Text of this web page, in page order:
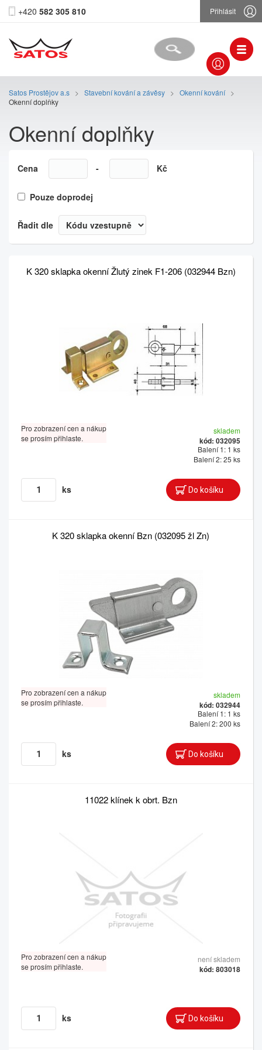
+420 582 305 810 Přihlásit
Satos Prostějov a.s > Stavební kování a závěsy > Okenní kování >
Okenní doplňky
Okenní doplňky
Cena - Kč
Pouze doprodej
Řadit dle
K 320 sklapka okenní Žlutý zinek F1-206 (032944 Bzn)
Pro zobrazení cen a nákup
se prosím přihlaste.
skladem
kód: 032095
Balení 1: 1 ks
Balení 2: 25 ks
ks
K 320 sklapka okenní Bzn (032095 žl Zn)
Pro zobrazení cen a nákup
se prosím přihlaste.
skladem
kód: 032944
Balení 1: 1 ks
Balení 2: 200 ks
ks
11022 klínek k obrt. Bzn
Pro zobrazení cen a nákup
se prosím přihlaste.
není skladem
kód: 803018
ks